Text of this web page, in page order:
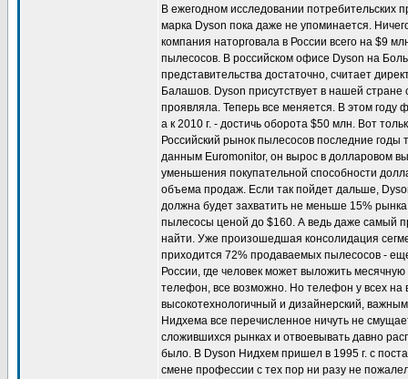
В ежегодном исследовании
марка Dyson пока даже не упоминается.
компания наторговала в России всего на $9
пылесосов. В российском офисе Dyson на
представительства достаточно, считает
Балашов. Dyson присутствует в нашей стране
проявляла. Теперь все меняется. В этом году
а к 2010 г. - достичь оборота $50 млн. Вот
Российский рынок пылесосов последние годы
данным Euromonitor, он вырос в долларовом
уменьшения покупательной способности
объема продаж. Если так пойдет дальше,
должна будет захватить не меньше 15%
пылесосы ценой до $160. А ведь даже самый
найти. Уже произошедшая консолидация
приходится 72% продаваемых пылесосов -
России, где человек может выложить
телефон, все возможно. Но телефон у всех на
высокотехнологичный и дизайнерский,
Нидхема все перечисленное ничуть не
сложившихся рынках и отвоевывать давно
было. В Dyson Нидхем пришел в 1995 г. с
смене профессии с тех пор ни разу не